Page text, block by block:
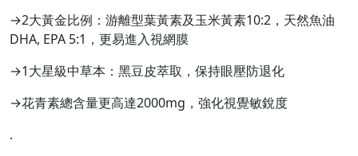
→2大黃金比例：游離型葉黃素及玉米黃素10:2，天然魚油
DHA, EPA 5:1，更易進入視網膜
→1大星級中草本：黑豆皮萃取，保持眼壓防退化
→花青素總含量更高達2000mg，強化視覺敏銳度
.